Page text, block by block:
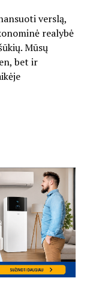
verslą,
realybė
Mūsų
bet ir